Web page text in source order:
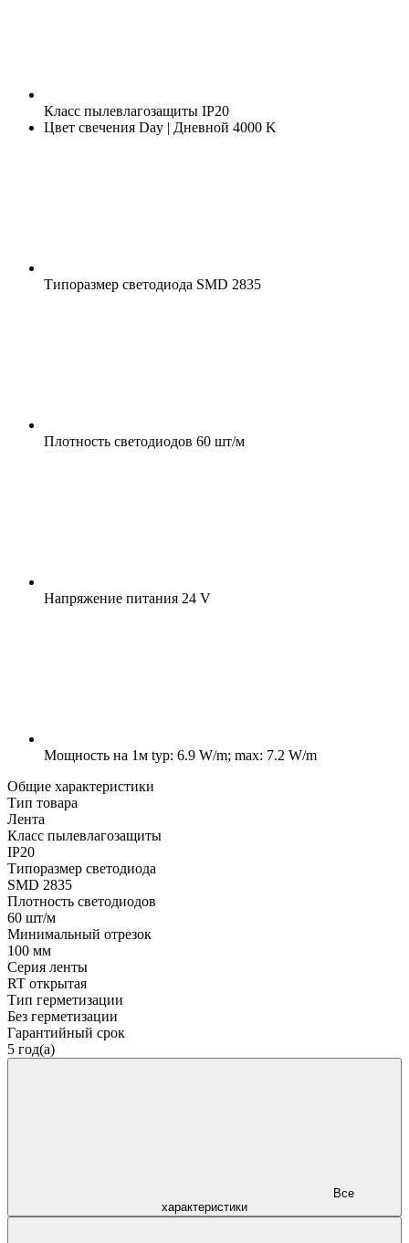
Класс пылевлагозащиты IP20
Цвет свечения Day | Дневной 4000 K
Типоразмер светодиода SMD 2835
Плотность светодиодов 60 шт/м
Напряжение питания 24 V
Мощность на 1м typ: 6.9 W/m; max: 7.2 W/m
Общие характеристики
Тип товара
Лента
Класс пылевлагозащиты
IP20
Типоразмер светодиода
SMD 2835
Плотность светодиодов
60 шт/м
Минимальный отрезок
100 мм
Серия ленты
RT открытая
Тип герметизации
Без герметизации
Гарантийный срок
5 год(а)
характеристики